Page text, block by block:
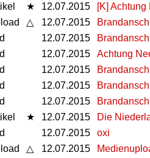
★ 12.07.2015
[K]
△ 12.07.2015
12.07.2015
12.07.2015
Achtung
12.07.2015
12.07.2015
12.07.2015
★ 12.07.2015
Die
12.07.2015
oxi
△ 12.07.2015